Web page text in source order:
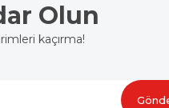
Olun
kaçırma!